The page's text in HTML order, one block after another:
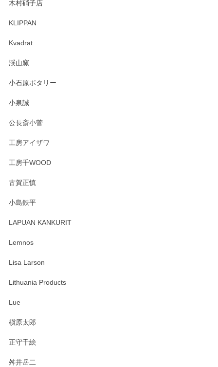
淡いグリーンのカラーがとても可愛いです❤️ ありがとうござ
す。 素敵な湯呑みでとても気に入りました。 発送も早く、
たm(_)m
います。無事に届いたようで安心いたしまし
木村硝子店
KLIPPAN
Kvadrat
渓山窯
小石原ポタリー
小泉誠
公長斎小菅
工房アイザワ
工房千WOOD
古賀正慎
小島鉄平
LAPUAN KANKURIT
Lemnos
Lisa Larson
Lithuania Products
Lue
槇原太郎
正守千絵
舛井岳二